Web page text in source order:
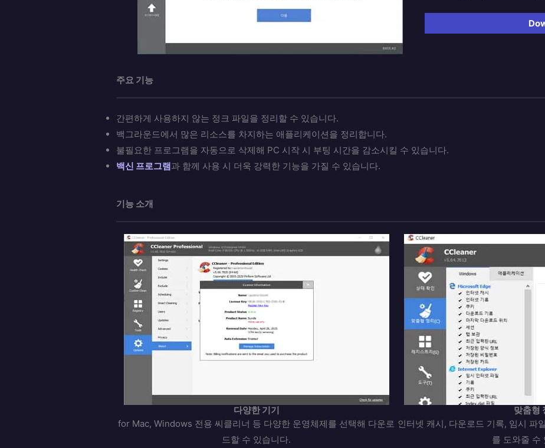
주요 기능
간편하게 사용하지 않는 정크 파일을 정리할 수 있습니다.
백그라운드에서 많은 리소스를 차지하는 애플리케이션을 정리합니다.
불필요한 프로그램을 자동으로 삭제해 PC 시작 시 부팅 시간을 감소시킬 수 있습니다.
백신 프로그램과 함께 사용 시 더욱 강력한 기능을 가질 수 있습니다.
기능 소개
다양한 기기
for Mac, Windows 전용 씨클리너 등 다양한 운영체제를 선택해 다운로
드할 수 있습니다.
맞춤형
인터넷 캐시, 다운로드 기록, 임시 파
를 도와줄 수